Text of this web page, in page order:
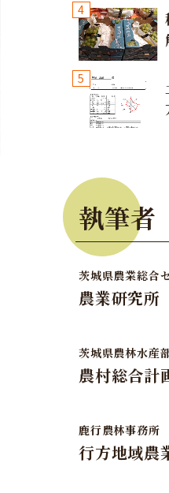
4
5
執筆者
茨城県農業総合
農業研究
茨城県農林水産
農村総合計
鹿行農林事務所
行方地域農